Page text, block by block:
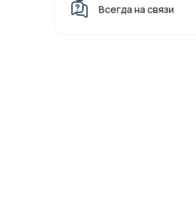
Всегда на связи